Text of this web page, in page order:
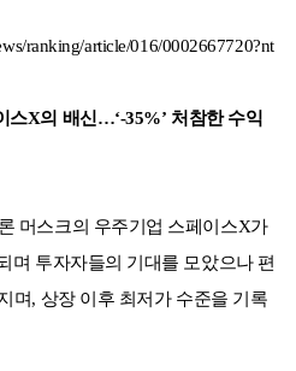
ranking/article/016/0002667720?nt
스X의 배신…‘-35%’ 처참한 수익
머스크의 우주기업 스페이스X가
며 투자자들의 기대를 모았으나 편
며, 상장 이후 최저가 수준을 기록